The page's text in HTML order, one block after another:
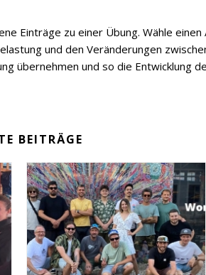
Einträge zu einer Übung. Wähle
und den Veränderungen
übernehmen und so die Entwicklung
BEITRÄGE